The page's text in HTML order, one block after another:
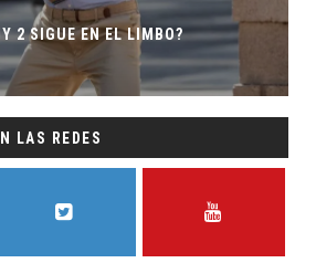
2 SIGUE EN EL LIMBO?
LAS REDES